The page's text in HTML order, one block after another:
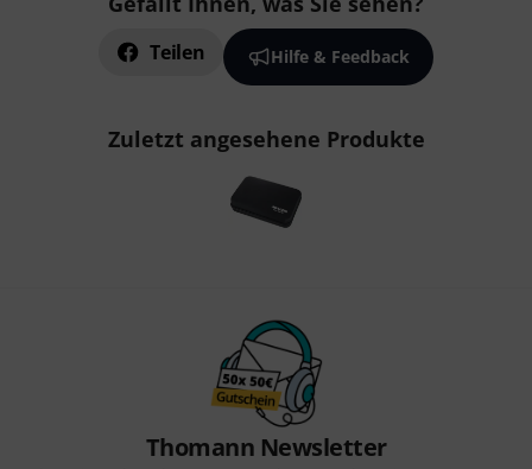
Teilen Hilfe & Feedback
Zuletzt angesehene Produkte
Thomann Newsletter